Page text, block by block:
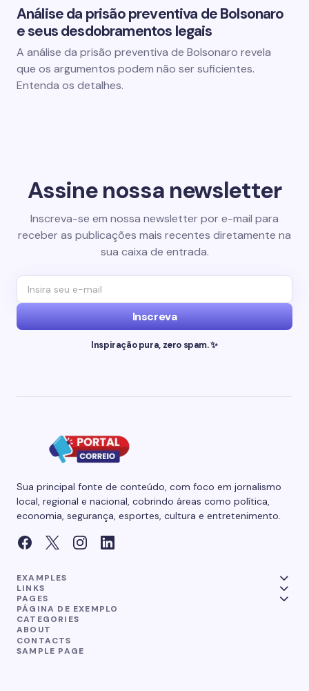
Análise da prisão preventiva de Bolsonaro
e seus desdobramentos legais
A análise da prisão preventiva de Bolsonaro revela
que os argumentos podem não ser suficientes.
Entenda os detalhes.
Assine nossa newsletter
Inscreva-se em nossa newsletter por e-mail para
receber as publicações mais recentes diretamente na
sua caixa de entrada.
Inscreva
Inspiração pura, zero spam. ✨
Sua principal fonte de conteúdo, com foco em jornalismo
local, regional e nacional, cobrindo áreas como política,
economia, segurança, esportes, cultura e entretenimento.
EXAMPLES
LINKS
PAGES
PÁGINA DE EXEMPLO
CATEGORIES
ABOUT
CONTACTS
SAMPLE PAGE